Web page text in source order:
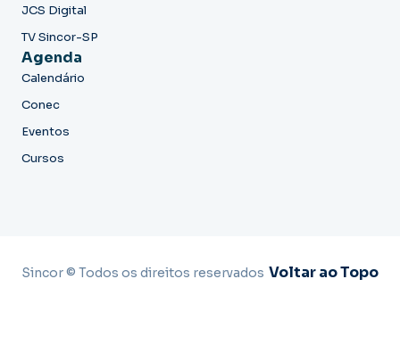
JCS Digital
TV Sincor-SP
Agenda
Calendário
Conec
Eventos
Cursos
Sincor © Todos os direitos reservados Voltar ao Topo